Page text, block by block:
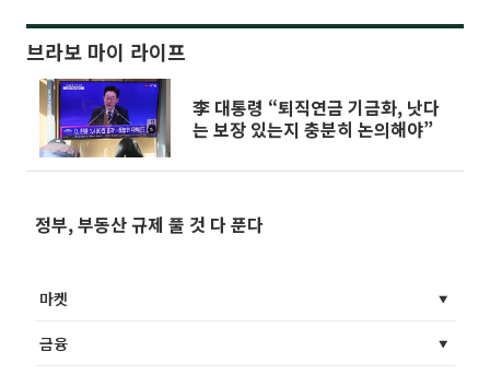
브라보 마이 라이프
李 대통령 “퇴직연금 기금화, 낫다
는 보장 있는지 충분히 논의해야”
정부, 부동산 규제 풀 것 다 푼다
마켓
금융